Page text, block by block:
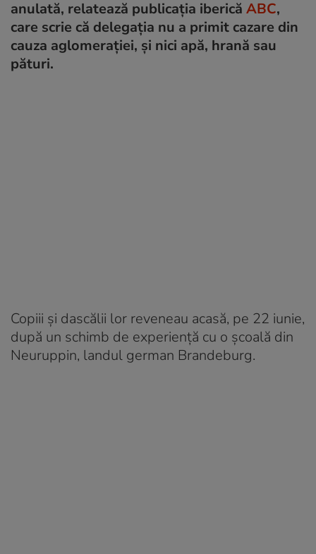
anulată, relatează publicația iberică ABC,
care scrie că delegația nu a primit cazare din
cauza aglomerației, și nici apă, hrană sau
pături.
Copiii și dascălii lor reveneau acasă, pe 22 iunie,
după un schimb de experiență cu o școală din
Neuruppin, landul german Brandeburg.